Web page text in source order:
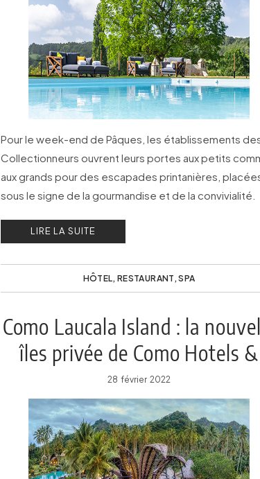
Pour le week-end de Pâques, les établissements
Collectionneurs ouvrent leurs portes aux petits
aux grands pour des escapades printanières,
sous le signe de la gourmandise et de la convivialité.
LIRE LA SUITE
HÔTEL,RESTAURANT,SPA
Como Laucala Island : la
îles privée de Como Hotels &
Resorts
28 février 2022